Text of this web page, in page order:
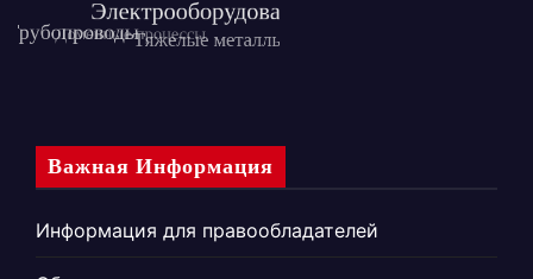
Важная Информация
Информация для правообладателей